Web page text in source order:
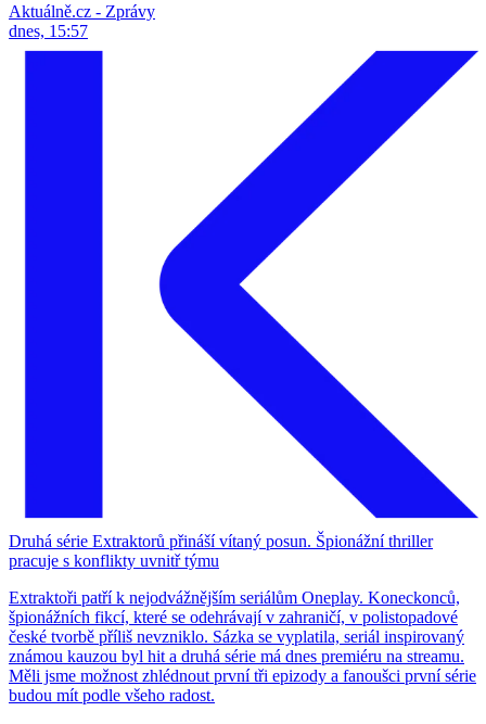
Aktuálně.cz - Zprávy
dnes, 15:57
Druhá série Extraktorů přináší vítaný posun. Špionážní thriller
pracuje s konflikty uvnitř týmu
Extraktoři patří k nejodvážnějším seriálům Oneplay. Koneckonců,
špionážních fikcí, které se odehrávají v zahraničí, v polistopadové
české tvorbě příliš nevzniklo. Sázka se vyplatila, seriál inspirovaný
známou kauzou byl hit a druhá série má dnes premiéru na streamu.
Měli jsme možnost zhlédnout první tři epizody a fanoušci první série
budou mít podle všeho radost.